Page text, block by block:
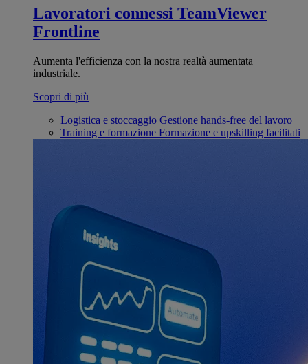
Lavoratori connessi TeamViewer
Frontline
Aumenta l'efficienza con la nostra realtà aumentata
industriale.
Scopri di più
Logistica e stoccaggio Gestione hands-free del lavoro
Training e formazione Formazione e upskilling facilitati